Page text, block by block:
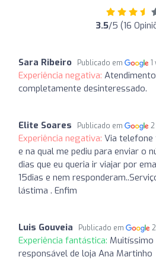
3.5/5 (16
Sara Ribeiro Publicado em
Experiência negativa:
completamente desinteressado.
Elite Soares Publicado em
Experiência negativa: Via telefone
e na qual me pediu para enviar o
dias que eu queria ir viajar por
15dias e nem
lástima . Enfim
Luis Gouveia Publicado em
Experiência fantástica: Muitíssimo
responsável de loja Ana Martinho